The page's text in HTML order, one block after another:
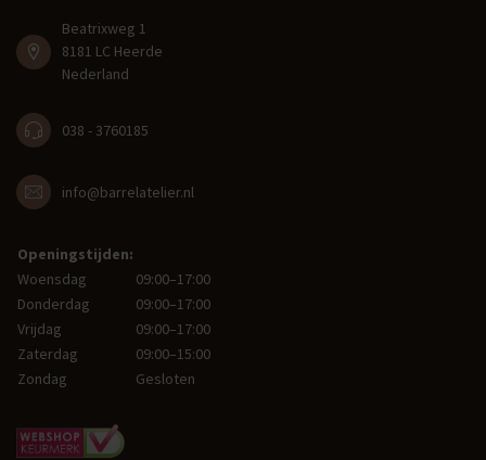
Beatrixweg 1
8181 LC Heerde
Nederland
038 - 3760185
info@barrelatelier.nl
Openingstijden:
Woensdag
09:00–17:00
Donderdag
09:00–17:00
Vrijdag
09:00–17:00
Zaterdag
09:00–15:00
Zondag
Gesloten